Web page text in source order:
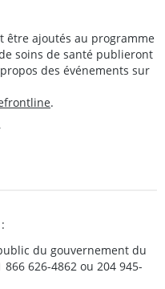
être ajoutés au programme
soins de santé publieront
des événements sur
.
du gouvernement du
866 626-4862 ou 204 945-